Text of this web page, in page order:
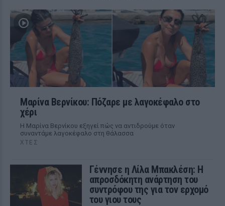
Μαρίνα Βερνίκου: Πόζαρε με λαγοκέφαλο στο
χέρι
Η Μαρίνα Βερνίκου εξηγεί πώς να αντιδρούμε όταν
συναντάμε λαγοκέφαλο στη θάλασσα
ΧΤΕΣ
Γέννησε η Λίλα Μπακλέση: Η
απροσδόκητη ανάρτηση του
συντρόφου της για τον ερχομό
του γιου τους